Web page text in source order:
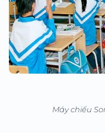
Máy chiếu